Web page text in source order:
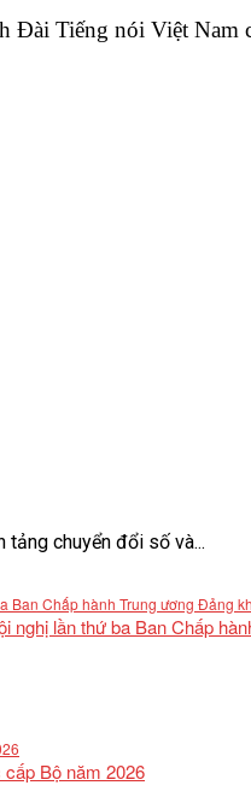
Tiếng nói Việt Nam
chuyển đổi số và...
nghị lần thứ ba Ban Chấp
Bộ năm 2026